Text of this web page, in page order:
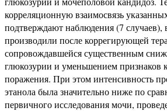
корреляционную взаимосвязь
подтверждают наблюдения (7 случаев),
производили после коррегирующей
сопровождавшейся существенным
глюкозурии и уменьшением признаков
поражения. При этом интенсивность
этанола была значительно ниже по
первичного исследования мочи,